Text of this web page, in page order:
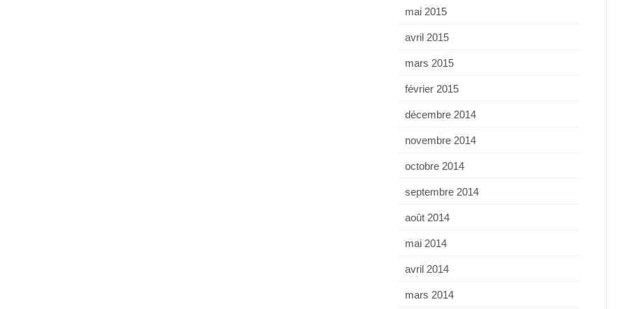
mai 2015
avril 2015
mars 2015
février 2015
décembre 2014
novembre 2014
octobre 2014
septembre 2014
août 2014
mai 2014
avril 2014
mars 2014